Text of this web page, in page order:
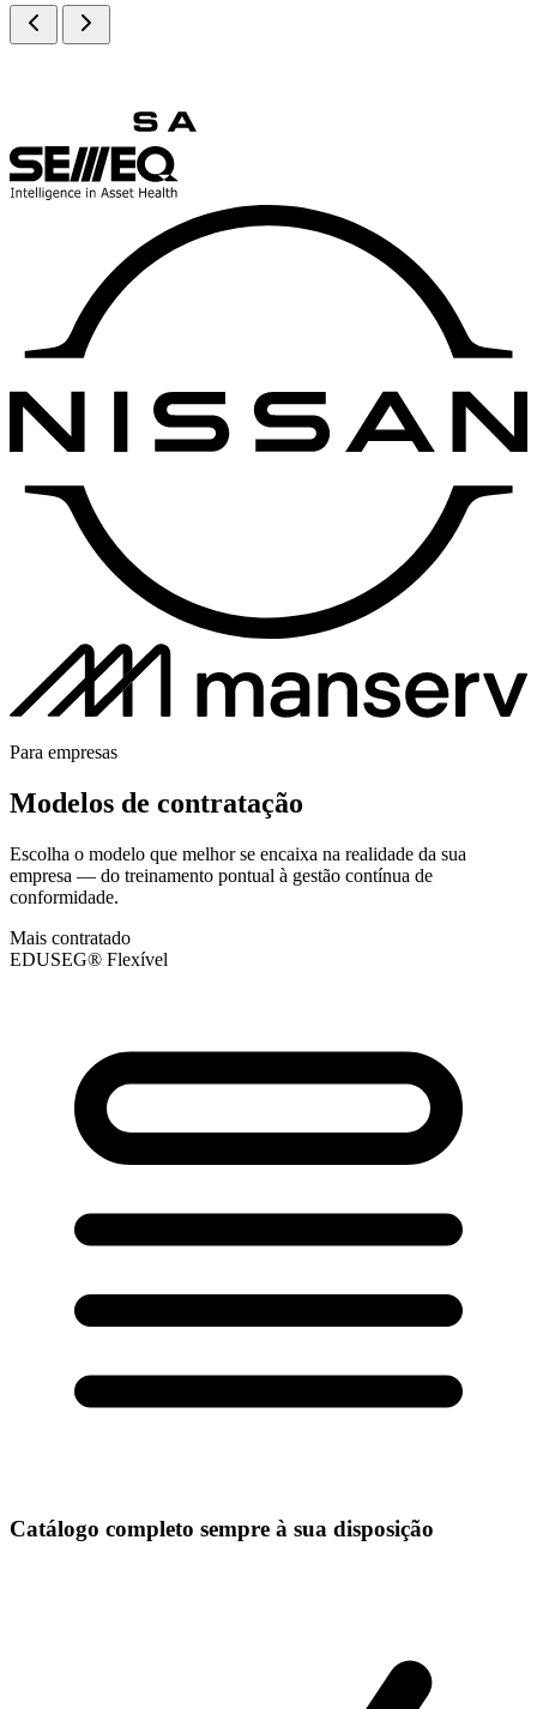
Para empresas
Modelos de contratação
Escolha o modelo que melhor se encaixa na realidade da sua
empresa — do treinamento pontual à gestão contínua de
conformidade.
Mais contratado
EDUSEG® Flexível
Catálogo completo sempre à sua disposição